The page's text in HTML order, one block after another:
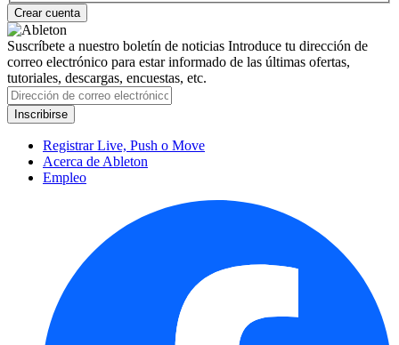
Suscríbete a nuestro boletín de noticias Introduce tu dirección de
correo electrónico para estar informado de las últimas ofertas,
tutoriales, descargas, encuestas, etc.
Registrar Live, Push o Move
Acerca de Ableton
Empleo